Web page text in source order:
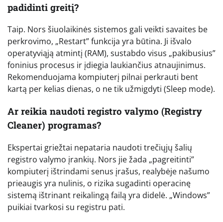
padidinti greitį?
Taip. Nors šiuolaikinės sistemos gali veikti savaites be
perkrovimo, „Restart” funkcija yra būtina. Ji išvalo
operatyviąją atmintį (RAM), sustabdo visus „pakibusius”
foninius procesus ir įdiegia laukiančius atnaujinimus.
Rekomenduojama kompiuterį pilnai perkrauti bent
kartą per kelias dienas, o ne tik užmigdyti (Sleep mode).
Ar reikia naudoti registro valymo (Registry
Cleaner) programas?
Ekspertai griežtai nepataria naudoti trečiųjų šalių
registro valymo įrankių. Nors jie žada „pagreitinti”
kompiuterį ištrindami senus įrašus, realybėje našumo
prieaugis yra nulinis, o rizika sugadinti operacinę
sistemą ištrinant reikalingą failą yra didelė. „Windows”
puikiai tvarkosi su registru pati.